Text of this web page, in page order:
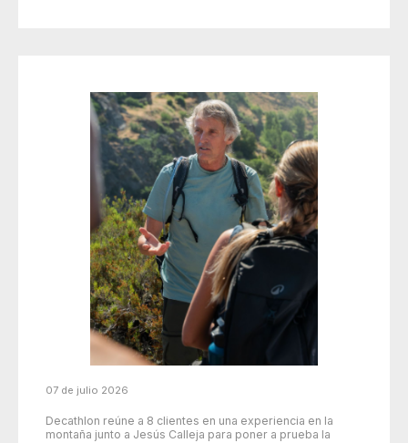
07 de julio 2026
Decathlon reúne a 8 clientes en una experiencia en la
montaña junto a Jesús Calleja para poner a prueba la